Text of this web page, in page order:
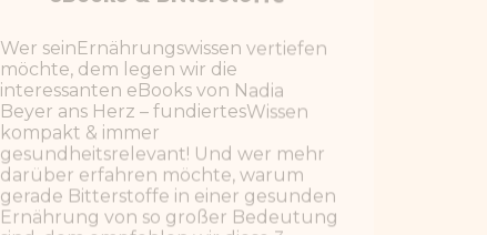
WEITERLESEN
VIDEO-SERIE ÜBER BITTERSTOFFE